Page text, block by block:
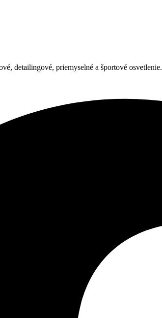
detailingové, priemyselné a športové osvetlenie.